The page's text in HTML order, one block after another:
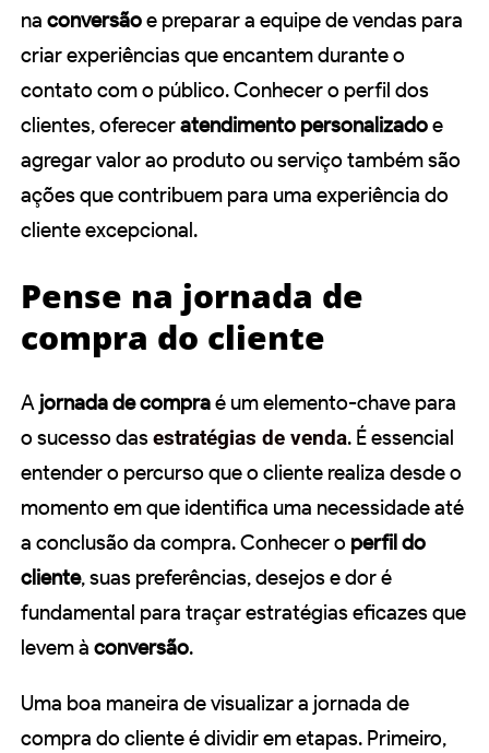
na conversãoe preparar a equipe de vendas para
criar experiências que encantem durante o
contato com o público. Conhecer o perfil dos
clientes, ofereceratendimento personalizadoe
agregar valor ao produto ou serviço também são
ações que contribuem para uma experiência do
cliente excepcional.
Pense na jornada de
compra do cliente
A jornada de compraé um elemento-chave para
o sucesso dasestratégias de venda. É essencial
entender o percurso que o cliente realiza desde o
momento em que identifica uma necessidade até
a conclusão da compra. Conhecer o perfil do
cliente, suas preferências, desejos e dor é
fundamental para traçar estratégias eficazes que
levem à conversão.
Uma boa maneira de visualizar a jornada de
compra do cliente é dividir em etapas. Primeiro,